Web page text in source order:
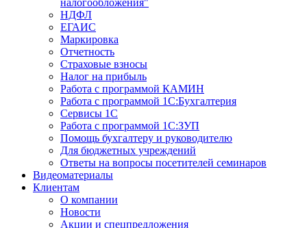
налогообложения"
НДФЛ
ЕГАИС
Маркировка
Отчетность
Страховые взносы
Налог на прибыль
Работа с программой КАМИН
Работа с программой 1С:Бухгалтерия
Сервисы 1С
Работа с программой 1С:ЗУП
Помощь бухгалтеру и руководителю
Для бюджетных учреждений
Ответы на вопросы посетителей семинаров
Видеоматериалы
Клиентам
О компании
Новости
Акции и спецпредложения